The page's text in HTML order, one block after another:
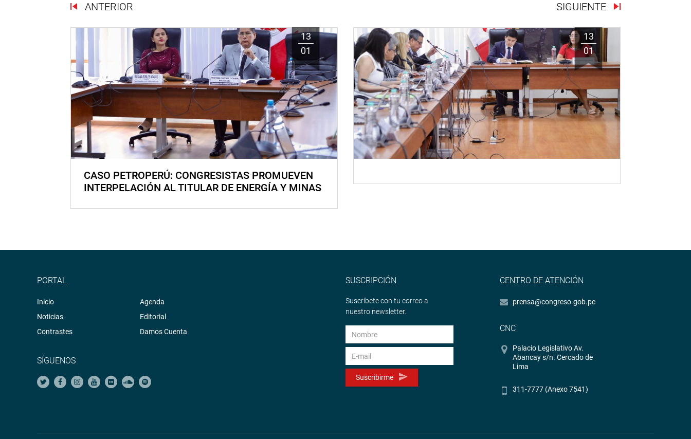
ANTERIOR SIGUIENTE
13
01
CASO PETROPERÚ: CONGRESISTAS PROMUEVEN
INTERPELACIÓN AL TITULAR DE ENERGÍA Y MINAS
13
01
PORTAL
Inicio
Noticias
Contrastes
Agenda
Editorial
Damos Cuenta
SÍGUENOS
SUSCRIPCIÓN
Suscríbete con tu correo a
nuestro newsletter.
Suscribirme
CENTRO DE ATENCIÓN
prensa@congreso.gob.pe
CNC
Palacio Legislativo Av.
Abancay s/n. Cercado de
Lima
311-7777 (Anexo 7541)